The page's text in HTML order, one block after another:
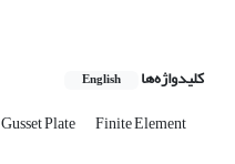
کلیدواژه‌ها English
Gusset Plate Finite Element